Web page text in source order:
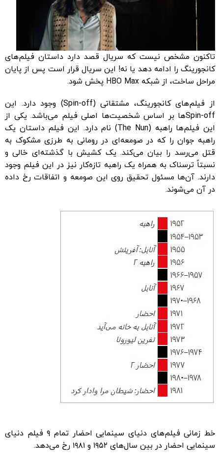
تاکنون مشخص نیست که سریال قصد دارد داستان فیلم‌های
کانجورینگ را ادامه دهد یا نه! این سریال قرار است پس از پایان
مراحل ساخت، از شبکه HBO Max پخش شود.
از فیلم‌های کانجورینگ، مشتقاتی (Spin-off) وجود دارد. این
Spin-offها بر اساس شخصیت‌ها اصلی فیلم می‌باشد. یکی از
این فیلم‌ها راهبه (The Nun) نام دارد. این فیلم داستان یک
راهبه جوان را که در صومعه‌ای در رومانی به طرزی مشکوک به
قتل می‌رسد را بیان می‌کند. یک کشیش با گذشته‌ای خالی و
نسبتاً ترسناک به همراه یک راهبه تازه‌کار نیز در این فیلم وجود
دارند. آن‌ها مسئول تحقیق روی این صومعه و اتفاقات رخ داده
در آن می‌شوند.
خط زمانی فیلم‌های دنیای سینمایی احضار تمام ۹ فیلم دنیای
سینمایی احضار در بین سال‌های ۱۹۵۲ و ۱۹۸۱ رخ می‌دهد.